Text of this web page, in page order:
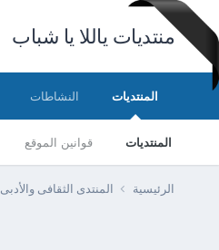
منتديات ياللا يا شباب
المنتديات
المنتديات قوانين الموقع
النشاطات
الرئيسية المنتدى الثقافى والأدبى